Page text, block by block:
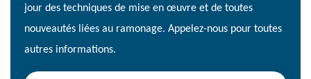
jour des techniques de mise en œuvre et de toutes
nouveautés liées au ramonage. Appelez-nous pour toutes
autres informations.